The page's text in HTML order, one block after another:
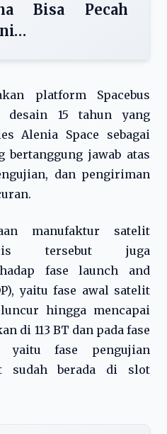
Bisa Pecah
platform Spacebus
desain 15 tahun yang
Alenia Space sebagai
jawab atas
dan pengiriman
manufaktur satelit
tersebut juga
fase launch and
yaitu fase awal satelit
hingga mencapai
di 113 BT dan pada fase
yaitu fase pengujian
sudah berada di slot